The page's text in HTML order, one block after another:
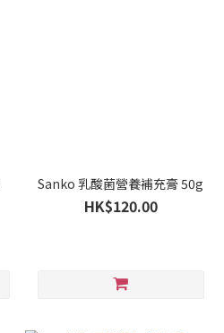
Sanko 乳酸菌營養補充膏 50g
HK$120.00